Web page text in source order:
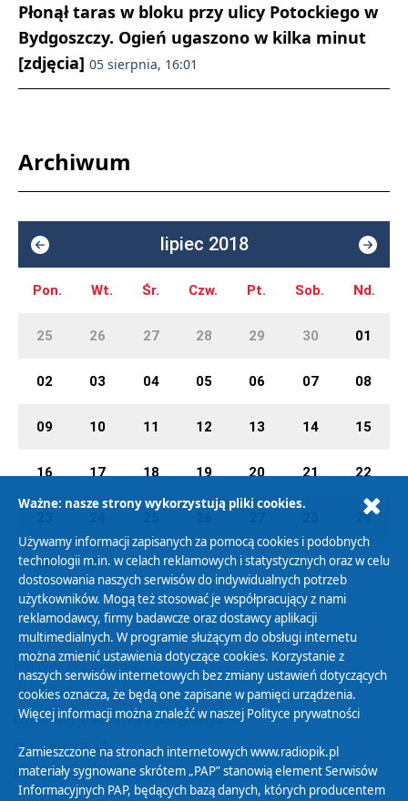
Płonął taras w bloku przy ulicy Potockiego w
Bydgoszczy. Ogień ugaszono w kilka minut
[zdjęcia] 05 sierpnia, 16:01
Archiwum
lipiec 2018
Pon. Wt. Śr. Czw. Pt. Sob. Nd.
25 26 27 28 29 30 01
02 03 04 05 06 07 08
09 10 11 12 13 14 15
16 17 18 19 20 21 22
29
30 31 01 02 03 04 05
Polityka Prywatności
Zasady korzystania z Serwisu
Organizacje Pożytku Publicznego
Cyfryzacja DAB+
Polityka ochrony danych osobowych
Ważne: nasze strony wykorzystują pliki cookies.
Używamy informacji zapisanych za pomocą cookies i podobnych
technologii m.in. w celach reklamowych i statystycznych oraz w celu
dostosowania naszych serwisów do indywidualnych potrzeb
użytkowników. Mogą też stosować je współpracujący z nami
reklamodawcy, firmy badawcze oraz dostawcy aplikacji
multimedialnych. W programie służącym do obsługi internetu
można zmienić ustawienia dotyczące cookies. Korzystanie z
naszych serwisów internetowych bez zmiany ustawień dotyczących
cookies oznacza, że będą one zapisane w pamięci urządzenia.
Więcej informacji można znaleźć w naszej Polityce prywatności
Zamieszczone na stronach internetowych www.radiopik.pl
materiały sygnowane skrótem „PAP” stanowią element Serwisów
Informacyjnych PAP, będących bazą danych, których producentem